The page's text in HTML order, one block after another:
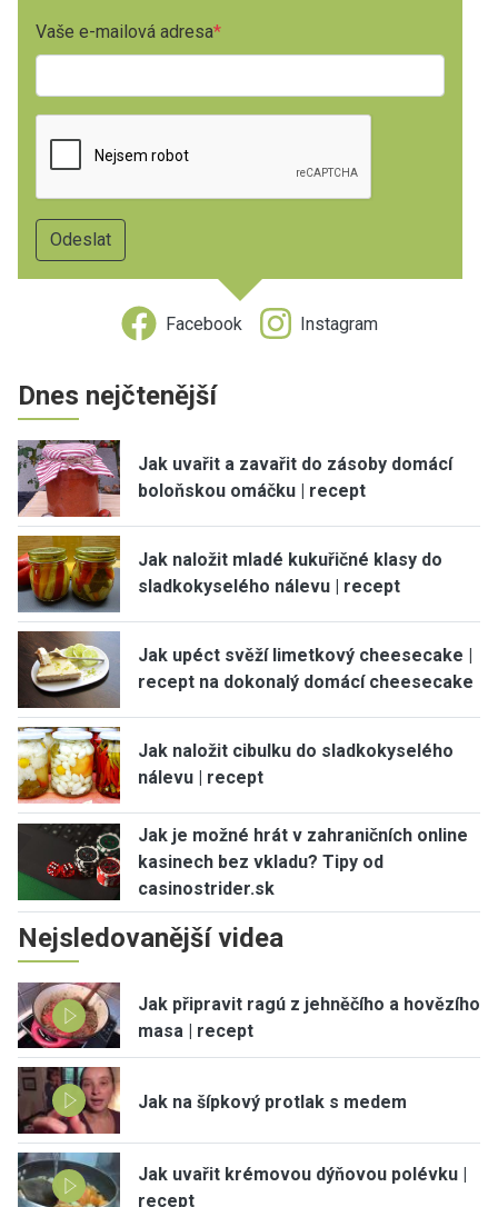
Vaše e-mailová adresa
Facebook Instagram
Dnes nejčtenější
Jak uvařit a zavařit do zásoby domácí
boloňskou omáčku | recept
Jak naložit mladé kukuřičné klasy do
sladkokyselého nálevu | recept
Jak upéct svěží limetkový cheesecake |
recept na dokonalý domácí cheesecake
Jak naložit cibulku do sladkokyselého
nálevu | recept
Jak je možné hrát v zahraničních online
kasinech bez vkladu? Tipy od
casinostrider.sk
Nejsledovanější videa
Jak připravit ragú z jehněčího a hovězího
masa | recept
Jak na šípkový protlak s medem
Jak uvařit krémovou dýňovou polévku |
recept